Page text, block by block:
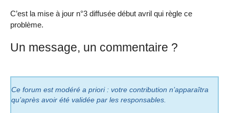
C’est la mise à jour n°3 diffusée début avril qui règle ce
problème.
Un message, un commentaire ?
Ce forum est modéré a priori : votre contribution n’apparaîtra
qu’après avoir été validée par les responsables.